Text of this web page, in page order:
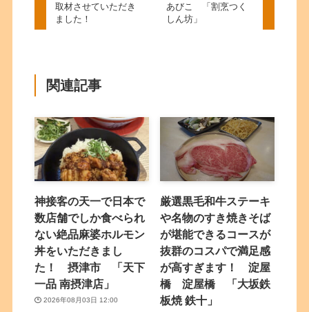
取材させていただき
ました！
あびこ 「割烹つく
しん坊」
関連記事
神接客の天一で日本で
数店舗でしか食べられ
ない絶品麻婆ホルモン
丼をいただきまし
た！ 摂津市 「天下
一品 南摂津店」
2026年08月03日 12:00
厳選黒毛和牛ステーキ
や名物のすき焼きそば
が堪能できるコースが
抜群のコスパで満足感
が高すぎます！ 淀屋
橋 淀屋橋 「大坂鉄
板焼 鉄十」